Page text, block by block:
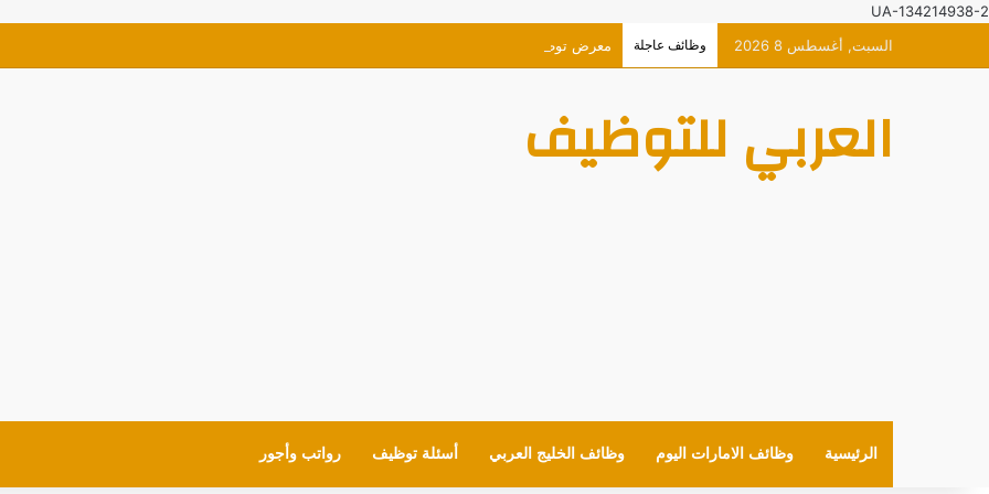
UA-134214938-2
السبت, أغسطس 8 2026
وظائف عاجلة معرض توظيف افتراضي حصري للمعلمين والقيادات لمدارس (MOE) في الإمارات
العربي للتوظيف
الرئيسية وظائف الامارات اليوم وظائف الخليج العربي أسئلة توظيف رواتب وأجور